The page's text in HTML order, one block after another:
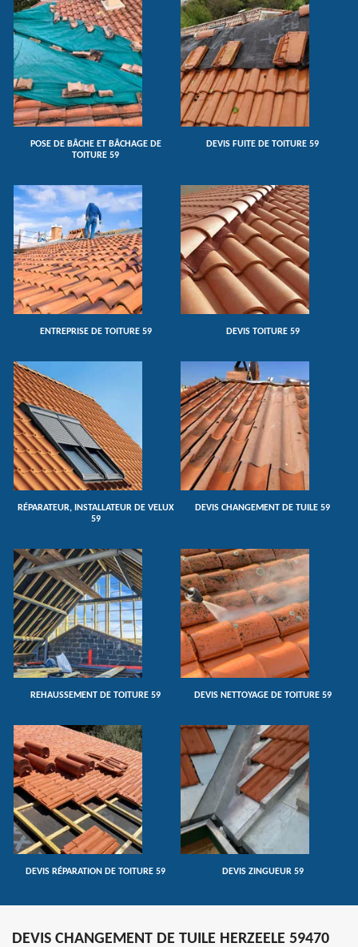
POSE DE BÂCHE ET BÂCHAGE DE
TOITURE 59
DEVIS FUITE DE TOITURE 59
ENTREPRISE DE TOITURE 59 DEVIS TOITURE 59
RÉPARATEUR, INSTALLATEUR DE VELUX
59
DEVIS CHANGEMENT DE TUILE 59
REHAUSSEMENT DE TOITURE 59 DEVIS NETTOYAGE DE TOITURE 59
DEVIS RÉPARATION DE TOITURE 59 DEVIS ZINGUEUR 59
DEVIS CHANGEMENT DE TUILE HERZEELE 59470